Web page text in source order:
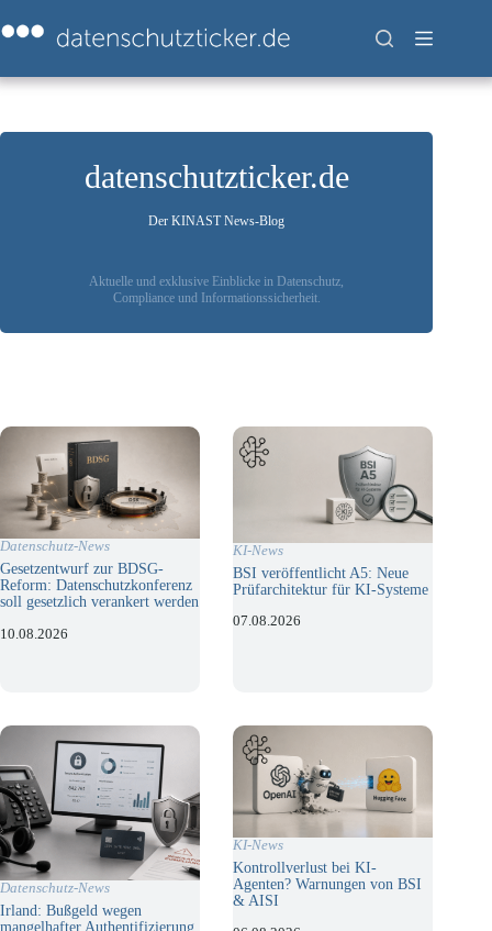
Inhalt
springen
datenschutzticker.de
Der KINAST News-Blog
Aktuelle und exklusive Einblicke in Datenschutz,
Compliance und Informationssicherheit.
Datenschutz-News
Gesetzentwurf zur BDSG-
Reform: Datenschutzkonferenz
soll gesetzlich verankert werden
10.08.2026
KI-News
BSI veröffentlicht A5: Neue
Prüfarchitektur für KI-Systeme
07.08.2026
Datenschutz-News
Irland: Bußgeld wegen
mangelhafter Authentifizierung
KI-News
Kontrollverlust bei KI-
Agenten? Warnungen von BSI
& AISI